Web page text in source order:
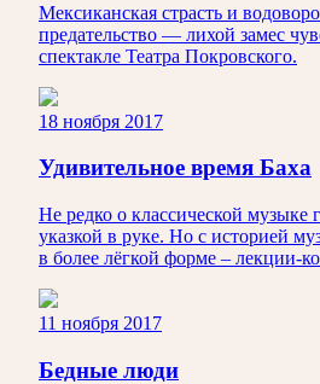
Мексиканская страсть и
предательство — лихой замес
спектакле Театра Покровского.
18 ноября 2017
Удивительное время Баха
Не редко о классической музыке
указкой в руке. Но с историей
в более лёгкой форме – лекции-
11 ноября 2017
Бедные люди